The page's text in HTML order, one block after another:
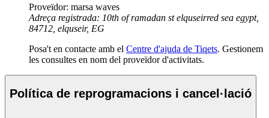
Proveïdor: marsa waves
Adreça registrada: 10th of ramadan st elquseirred sea egypt,
84712, elquseir, EG
Posa't en contacte amb el Centre d'ajuda de Tiqets. Gestionem
les consultes en nom del proveïdor d'activitats.
Política de reprogramacions i cancel·lació